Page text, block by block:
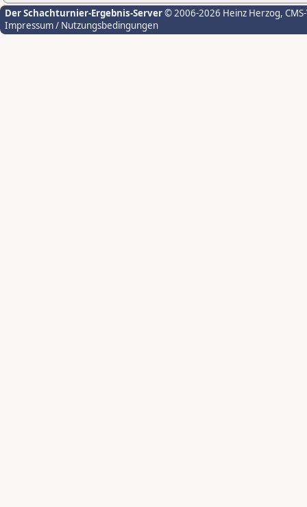
Der Schachturnier-Ergebnis-Server© 2006-2026 Heinz Herzog,
Impressum / Nutzungsbedingungen